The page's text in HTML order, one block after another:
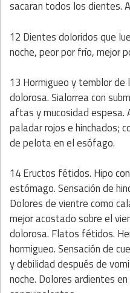
sacaran todos los dientes.
12 Dientes doloridos que
noche, peor por frío, mejor
13 Hormigueo y temblor
dolorosa. Sialorrea con
aftas y mucosidad espesa.
paladar rojos e hinchados;
de pelota en el esófago.
14 Eructos fétidos. Hipo
estómago. Sensación de
Dolores de vientre como
mejor acostado sobre el
dolorosa. Flatos fétidos.
hormigueo. Sensación de
y debilidad después de
noche. Dolores ardientes